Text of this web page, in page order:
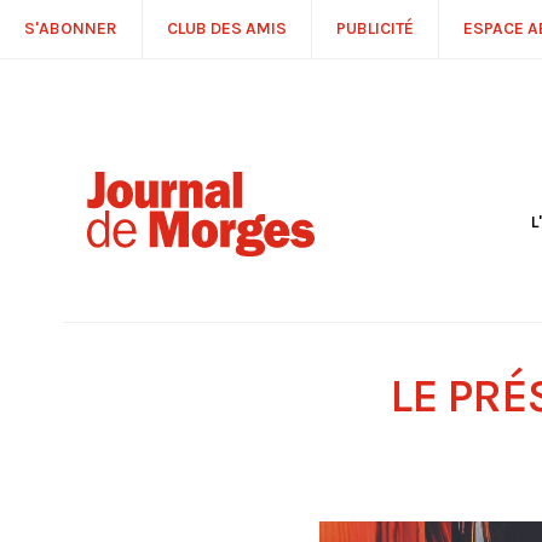
S'ABONNER CLUB DES AMIS PUBLICITÉ ESPACE
LE